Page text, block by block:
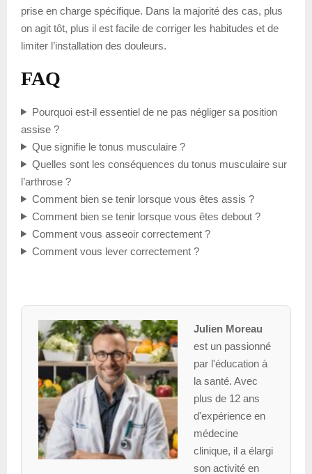
prise en charge spécifique. Dans la majorité des cas, plus
on agit tôt, plus il est facile de corriger les habitudes et de
limiter l’installation des douleurs.
FAQ
Pourquoi est-il essentiel de ne pas négliger sa position
assise ?
Que signifie le tonus musculaire ?
Quelles sont les conséquences du tonus musculaire sur
l’arthrose ?
Comment bien se tenir lorsque vous êtes assis ?
Comment bien se tenir lorsque vous êtes debout ?
Comment vous asseoir correctement ?
Comment vous lever correctement ?
Julien Moreau
est un passionné
par l'éducation à
la santé. Avec
plus de 12 ans
d'expérience en
médecine
clinique, il a élargi
son activité en